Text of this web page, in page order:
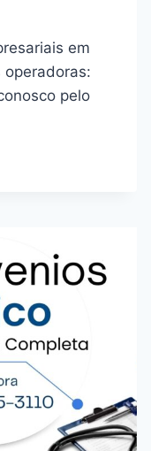
em
operadoras:
pelo